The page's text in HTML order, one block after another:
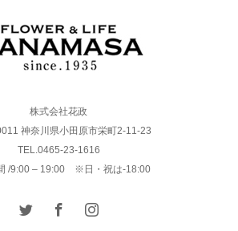
株式会社花政
神奈川県小田原市栄町2-11-23
TEL.0465-23-1616
/9:00 – 19:00 ※日・祝は-18:00